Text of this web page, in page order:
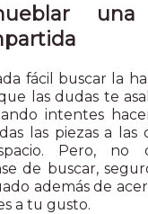
una
fácil buscar la
las dudas te
intentes
las piezas a las
Pero, no
de buscar,
además de
a tu gusto.